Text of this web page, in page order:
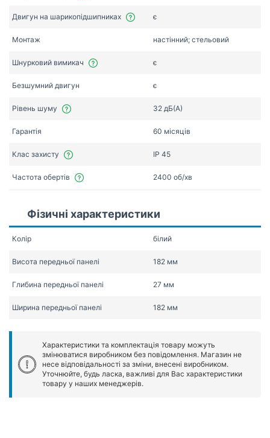
Двигун на шарикопідшипниках є
Монтаж настінний; стельовий
Шнурковий вимикач є
Безшумний двигун є
Рівень шуму 32 дБ(А)
Гарантія 60 місяців
Клас захисту IP 45
Частота обертів 2400 об/хв
Фізичні характеристики
Колір білий
Висота передньої панелі 182 мм
Глибина передньої панелі 27 мм
Ширина передньої панелі 182 мм
Характеристики та комплектація товару можуть
змінюватися виробником без повідомлення. Магазин не
несе відповідальності за зміни, внесені виробником.
Уточнюйте, будь ласка, важливі для Вас характеристики
товару у наших менеджерів.